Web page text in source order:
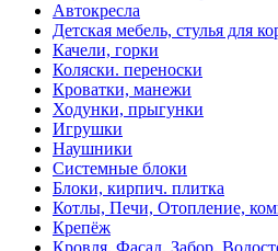
Автокресла
Детская мебель, стулья для
Качели, горки
Коляски. переноски
Кроватки, манежи
Ходунки, прыгунки
Игрушки
Наушники
Системные блоки
Блоки, кирпич. плитка
Котлы, Печи, Отопление,
Крепёж
Кровля, Фасад, Забор,